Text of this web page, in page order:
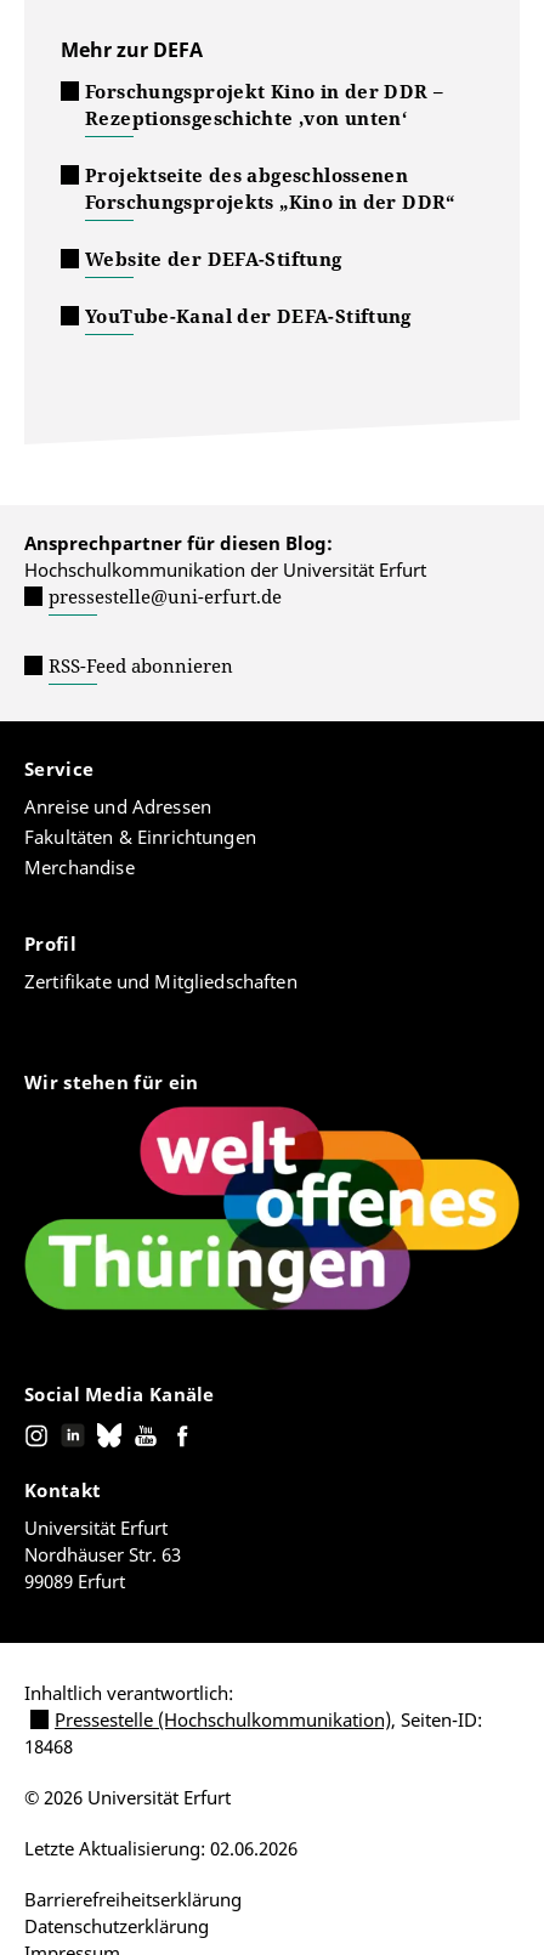
Mehr zur DEFA
Forschungsprojekt Kino in der DDR –
Rezeptionsgeschichte ‚von unten‘
Projektseite des abgeschlossenen
Forschungsprojekts „Kino in der DDR“
Website der DEFA-Stiftung
YouTube-Kanal der DEFA-Stiftung
Ansprechpartner für diesen Blog:
Hochschulkommunikation der Universität Erfurt
pressestelle@uni-erfurt.de
RSS-Feed abonnieren
Service
Anreise und Adressen
Fakultäten & Einrichtungen
Merchandise
Profil
Zertifikate und Mitgliedschaften
Wir stehen für ein
Social Media Kanäle
Kontakt
Universität Erfurt
Nordhäuser Str. 63
99089 Erfurt
Inhaltlich verantwortlich:
Pressestelle (Hochschulkommunikation), Seiten-ID:
18468
Barrierefreiheitserklärung
Datenschutzerklärung
Letzte Aktualisierung: 02.06.2026
© 2026 Universität Erfurt